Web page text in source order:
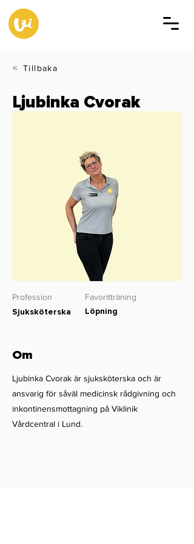
Tillbaka
Ljubinka Cvorak
Profession
Sjuksköterska
Favoritträning
Löpning
Om
Ljubinka Cvorak är sjuksköterska och är
ansvarig för såväl medicinsk rådgivning och
inkontinensmottagning på Viklinik
Vårdcentral i Lund.